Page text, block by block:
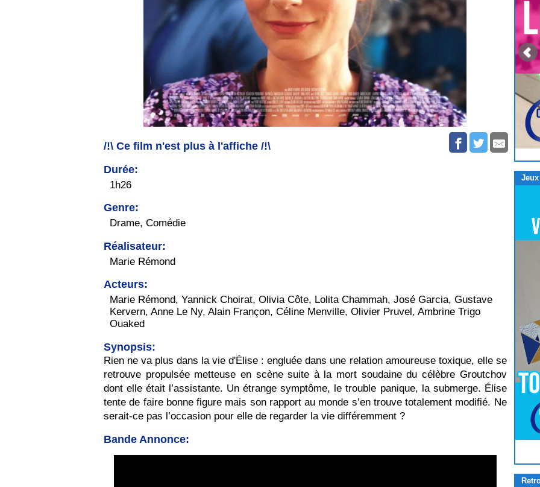
/!\ Ce film n'est plus à l'affiche /!\
Durée:
1h26
Genre:
Drame, Comédie
Réalisateur:
Marie Rémond
Acteurs:
Marie Rémond, Yannick Choirat, Olivia Côte, Lolita Chammah, José Garcia, Gustave
Kervern, Anne Le Ny, Alain Françon, Céline Menville, Olivier Pruvel, Ambrine Trigo
Ouaked
Synopsis:
Rien ne va plus dans la vie d'Élise : engluée dans une relation amoureuse toxique, elle se
retrouve propulsée metteuse en scène suite à la mort soudaine du célèbre Groutchov
dont elle était l’assistante. Un étrange symptôme, le trouble panique, la submerge. Élise
tente de faire bonne figure mais son rapport au monde s’en trouve totalement modifié. Ne
serait-ce pas l’occasion pour elle de regarder la vie différemment ?
Bande Annonce:
Jeux